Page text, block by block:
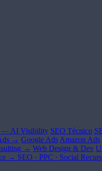
— AI Visibility SEO Técnico
→ Google Ads Amazon Ads
→ Web Design & Dev
→ SEO · PPC · Social